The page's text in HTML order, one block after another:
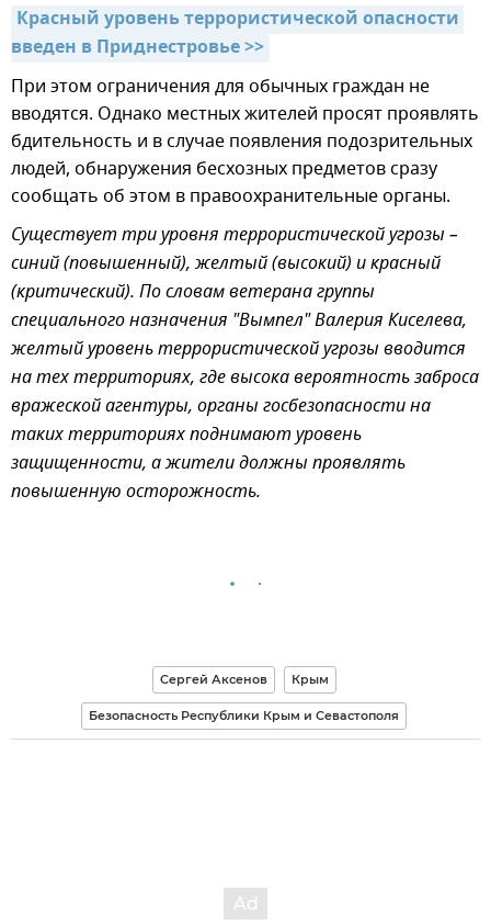
Красный уровень террористической опасности
введен в Приднестровье >>
При этом ограничения для обычных граждан не
вводятся. Однако местных жителей просят проявлять
бдительность и в случае появления подозрительных
людей, обнаружения бесхозных предметов сразу
сообщать об этом в правоохранительные органы.
Существует три уровня террористической угрозы –
синий (повышенный), желтый (высокий) и красный
(критический). По словам ветерана группы
специального назначения "Вымпел" Валерия Киселева,
желтый уровень террористической угрозы вводится
на тех территориях, где высока вероятность заброса
вражеской агентуры, органы госбезопасности на
таких территориях поднимают уровень
защищенности, а жители должны проявлять
повышенную осторожность.
Сергей Аксенов Крым
Безопасность Республики Крым и Севастополя